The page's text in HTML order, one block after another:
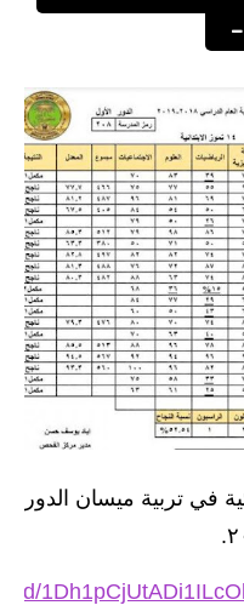
والقروض
والسلف
المالية
الاراضي
العراق
السياسية
الامنية
الرياضية
في تربية ميسان الدور
d/